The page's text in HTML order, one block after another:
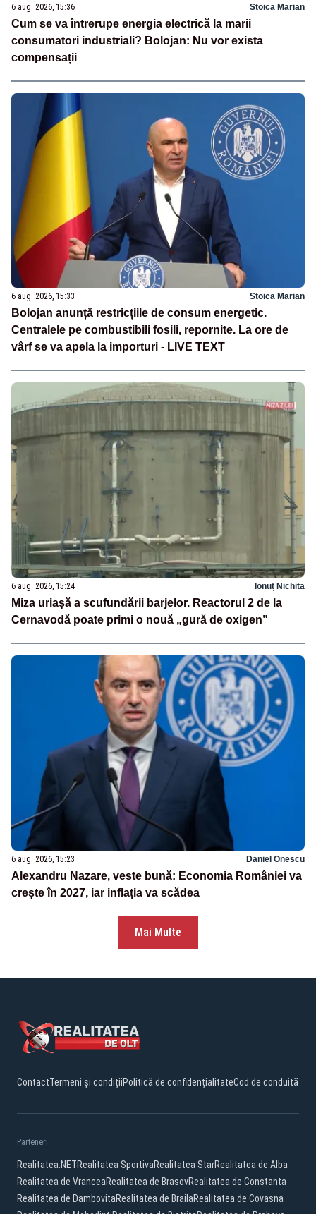
6 aug. 2026, 15:36 Stoica Marian
Cum se va întrerupe energia electrică la marii
consumatori industriali? Bolojan: Nu vor exista
compensații
6 aug. 2026, 15:33 Stoica Marian
Bolojan anunță restricțiile de consum energetic.
Centralele pe combustibili fosili, repornite. La ore de
vârf se va apela la importuri - LIVE TEXT
6 aug. 2026, 15:24 Ionuț Nichita
Miza uriașă a scufundării barjelor. Reactorul 2 de la
Cernavodă poate primi o nouă „gură de oxigen”
6 aug. 2026, 15:23 Daniel Onescu
Alexandru Nazare, veste bună: Economia României va
crește în 2027, iar inflația va scădea
Mai Multe
ContactTermeni și condițiiPolitică de confidențialitateCod de conduită
Parteneri:
Realitatea.NETRealitatea SportivaRealitatea StarRealitatea de Alba
Realitatea de VranceaRealitatea de BrasovRealitatea de Constanta
Realitatea de DambovitaRealitatea de BrailaRealitatea de Covasna